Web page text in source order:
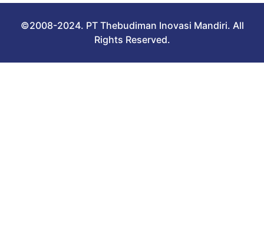
©2008-2024. PT Thebudiman Inovasi Mandiri. All
Rights Reserved.